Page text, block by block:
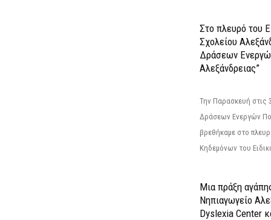
Στο πλευρό του
Σχολείου
Δράσεων
Αλεξάνδρειας”
Την Παρασκευή
Δράσεων Ενεργών
βρεθήκαμε στο
Κηδεμόνων του
Μια πράξη
Νηπιαγωγείο
Dyslexia Center